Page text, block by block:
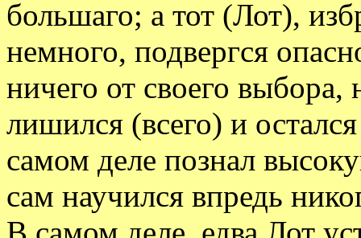
большаго; а тот (Лот),
немного, подвергся
ничего от своего
лишился (всего) и
самом деле познал
сам научился впредь